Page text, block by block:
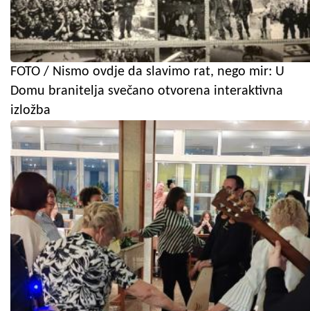
FOTO / Nismo ovdje da slavimo rat, nego mir: U
Domu branitelja svečano otvorena interaktivna
izložba